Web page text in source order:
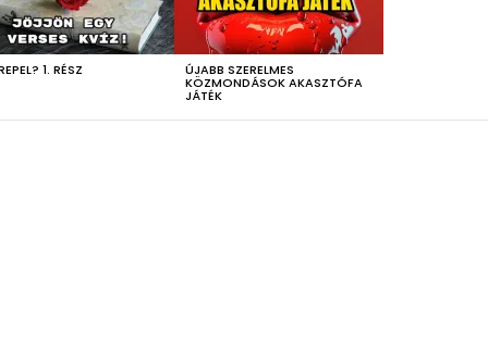
1. RÉSZ ÚJABB SZERELMES
KÖZMONDÁSOK AKASZTÓFA
JÁTÉK